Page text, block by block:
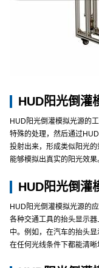
HUD阳光倒灌
HUD阳光倒灌模拟光源的
特殊的处理，然后通过
投射出来，形成类似阳光的
能够模拟出真实的阳光效果
HUD阳光倒灌
HUD阳光倒灌模拟光源的
各种交通工具的抬头显示
中。例如，在汽车的抬头
在任何光线条件下都能清晰